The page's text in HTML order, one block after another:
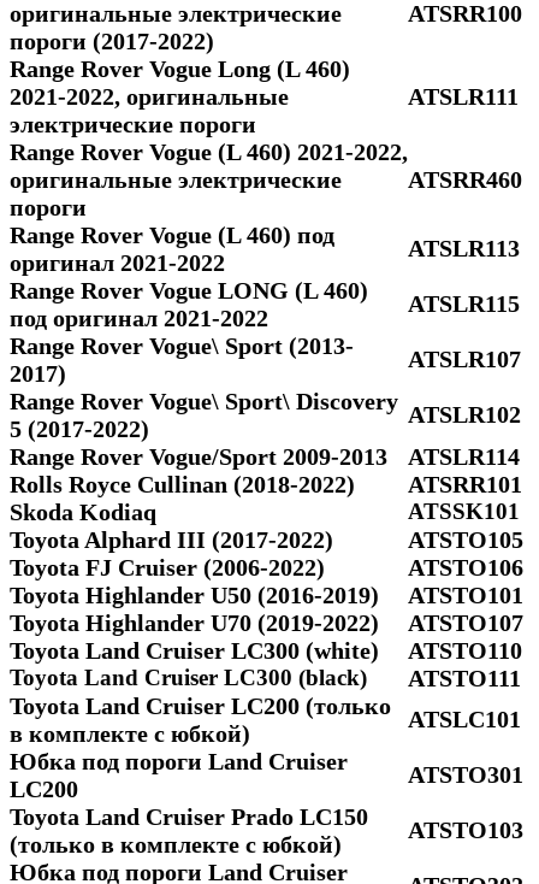
оригинальные электрические
пороги (2017-2022)
ATSRR100
Range Rover Vogue Long (L 460)
2021-2022, оригинальные
электрические пороги
ATSLR111
Range Rover Vogue (L 460) 2021-2022,
оригинальные электрические
пороги
ATSRR460
Range Rover Vogue (L 460) под
оригинал 2021-2022
ATSLR113
Range Rover Vogue LONG (L 460)
под оригинал 2021-2022
ATSLR115
Range Rover Vogue\ Sport (2013-
2017)
ATSLR107
Range Rover Vogue\ Sport\ Discovery
5 (2017-2022)
ATSLR102
Range Rover Vogue/Sport 2009-2013
ATSLR114
Rolls Royce Cullinan (2018-2022)
ATSRR101
Skoda Kodiaq
ATSSK101
Toyota Alphard III (2017-2022)
ATSTO105
Toyota FJ Cruiser (2006-2022)
ATSTO106
Toyota Highlander U50 (2016-2019)
ATSTO101
Toyota Highlander U70 (2019-2022)
ATSTO107
Toyota Land Cruiser LC300 (white)
ATSTO110
Toyota Land Cruiser LC300 (black)
ATSTO111
Toyota Land Cruiser LC200 (только
в комплекте с юбкой)
ATSLC101
Юбка под пороги Land Cruiser
LC200
ATSTO301
Toyota Land Cruiser Prado LC150
(только в комплекте с юбкой)
ATSTO103
Юбка под пороги Land Cruiser